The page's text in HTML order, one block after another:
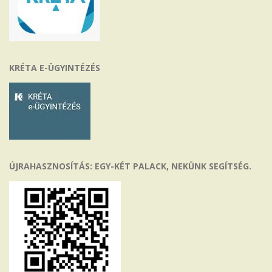
KRÉTA E-ÜGYINTÉZÉS
ÚJRAHASZNOSÍTÁS: EGY-KÉT PALACK, NEKÜNK SEGÍTSÉG.